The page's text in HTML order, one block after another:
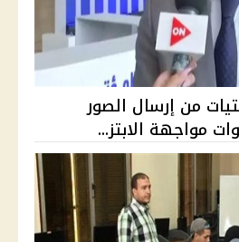
من إرسال الصور
مواجهة الابتز...